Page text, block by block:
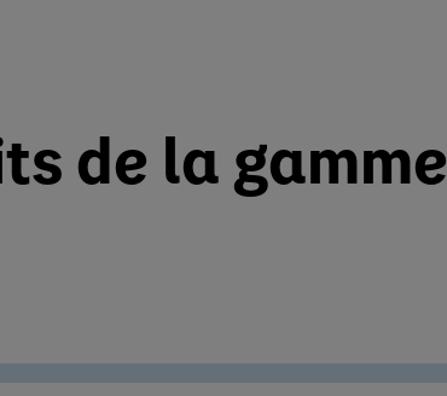
de la gamme